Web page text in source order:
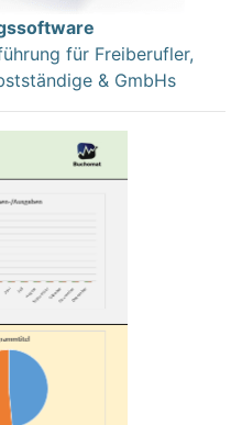
für Freiberufler,
& GmbHs